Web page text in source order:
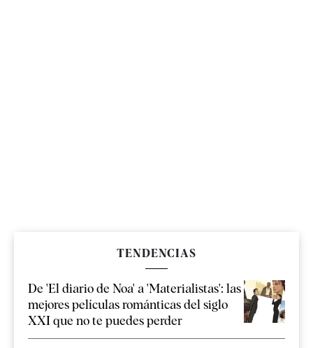
TENDENCIAS
De 'El diario de Noa' a 'Materialistas': las
mejores películas románticas del siglo
XXI que no te puedes perder